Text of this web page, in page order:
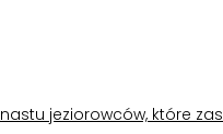
jeziorowców, które